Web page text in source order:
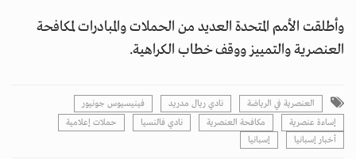
وأطلقت الأمم المتحدة العديد من الحملات والمبادرات لمكافحة
العنصرية والتمييز ووقف خطاب الكراهية.
العنصرية في الرياضة نادي ريال مدريد
فينيسيوس جونيور
إساءة عنصرية
مكافحة العنصرية نادي فالنسيا
حملات إعلامية
أخبار إسبانيا
إسبانيا